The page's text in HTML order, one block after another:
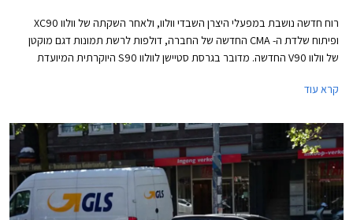
רוח חדשה נושבת במפעלי היצרן השבדי וולוו, ולאחר השקתה של וולוו XC90
ופיתוח שלדת ה- CMA החדשה של החברה, דולפות לרשת תמונות דגם מוקטן
של וולוו V90 החדשה. מדובר בגרסת סטיישן לוולוו S90 היוקרתית המיועדת
מוקטן ובתמונות ריגול עם הסוואה.
קרא עוד